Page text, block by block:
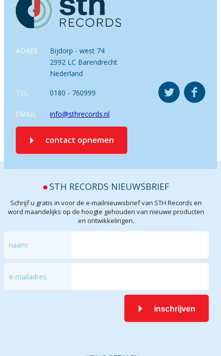
ADRES
Bijdorp - west 74
2992 LC Barendrecht
Nederland
TEL. 0180 - 760999
EMAIL info@sthrecords.nl
contact opnemen
STH RECORDS NIEUWSBRIEF
Schrijf u gratis in voor de e-mailnieuwsbrief van STH Records en
word maandelijks op de hoogte gehouden van nieuwe producten
en ontwikkelingen.
naam:
e-mailadres:
inschrijven